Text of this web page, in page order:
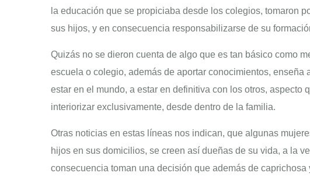
la educación que se propiciaba desde los colegios, tomaron
sus hijos, y en consecuencia responsabilizarse de su
Quizás no se dieron cuenta de algo que es tan básico como
escuela o colegio, además de aportar conocimientos, enseña
estar en el mundo, a estar en definitiva con los otros, aspecto
interiorizar exclusivamente, desde dentro de la familia.
Otras noticias en estas líneas nos indican, que algunas
hijos en sus domicilios, se creen así dueñas de su vida, a la
consecuencia toman una decisión que además de